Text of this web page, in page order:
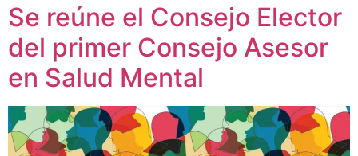
Se reúne el Consejo Elector
del primer Consejo Asesor
en Salud Mental